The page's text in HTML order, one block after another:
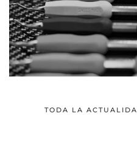
TODA LA